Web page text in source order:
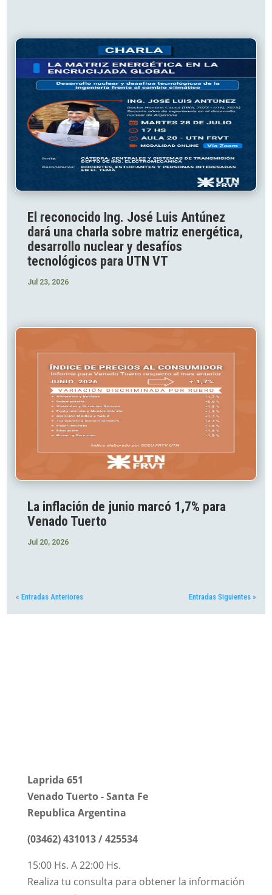
El reconocido Ing. José Luis Antúnez
dará una charla sobre matriz energética,
desarrollo nuclear y desafíos
tecnológicos para UTN VT
Jul 23, 2026
La inflación de junio marcó 1,7% para
Venado Tuerto
Jul 20, 2026
« Entradas Anteriores Entradas Siguientes »
Laprida 651
Venado Tuerto - Santa Fe
Republica Argentina
(03462) 431013 / 425534
15:00 Hs. A 22:00 Hs.
Realiza tu consulta para obtener la información